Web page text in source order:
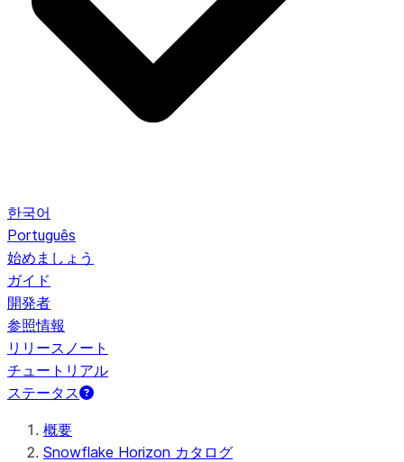
한국어
Português
始めましょう
ガイド
開発者
参照情報
リリースノート
チュートリアル
ステータス
概要
Snowflake Horizon カタログ